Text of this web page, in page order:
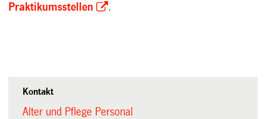
Praktikumsstellen
.
Kontakt
Alter und Pflege Personal